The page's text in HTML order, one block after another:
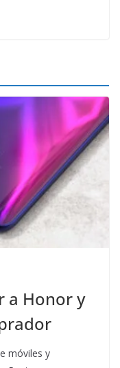
a Honor y
móviles y